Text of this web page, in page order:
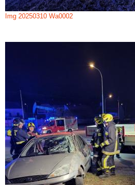
Img 20250310 Wa0002